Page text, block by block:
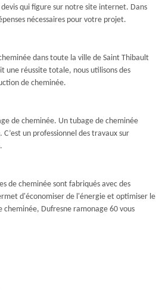
qui figure sur notre site internet. Dans
nécessaires pour votre projet.
dans toute la ville de Saint Thibault
une réussite totale, nous utilisons des
de cheminée.
de cheminée. Un tubage de cheminée
un professionnel des travaux sur
de cheminée sont fabriqués avec des
d'économiser de l'énergie et optimiser le
Dufresne ramonage 60 vous